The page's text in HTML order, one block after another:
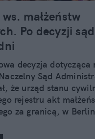
małżeństw
Po decyzji
decyzja dotycząca
Sąd
że urząd stanu
rejestru akt
za granicą, w